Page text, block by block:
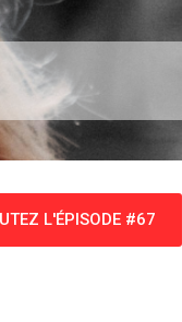
L'ÉPISODE #67